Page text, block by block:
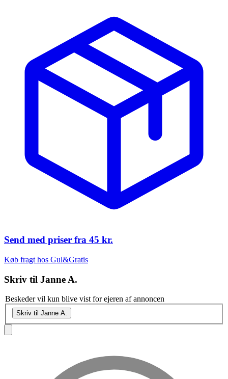
Send med priser fra 45 kr.
Køb fragt hos Gul&Gratis
Skriv til Janne A.
Beskeder vil kun blive vist for ejeren af annoncen
Skriv til Janne A.